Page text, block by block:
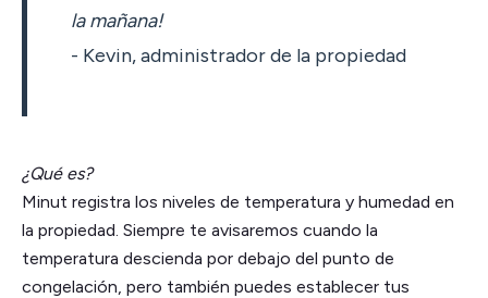
la mañana!
- Kevin, administrador de la propiedad
¿Qué es?
Minut registra los niveles de temperatura y humedad en
la propiedad. Siempre te avisaremos cuando la
temperatura descienda por debajo del punto de
congelación, pero también puedes establecer tus